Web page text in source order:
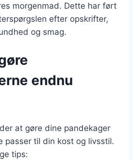
morgenmad. Dette har ført
efter opskrifter,
og smag.
endnu
at gøre dine pandekager
passer til din kost og livsstil.
tips: